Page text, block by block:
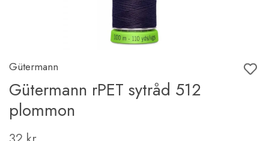
Gütermann
Gütermann rPET sytråd 512
plommon